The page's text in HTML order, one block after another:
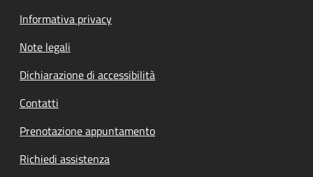
Informativa privacy
Note legali
Dichiarazione di accessibilità
Contatti
Prenotazione appuntamento
Richiedi assistenza